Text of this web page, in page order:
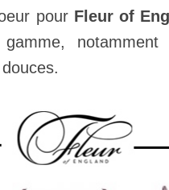
pour Fleur of